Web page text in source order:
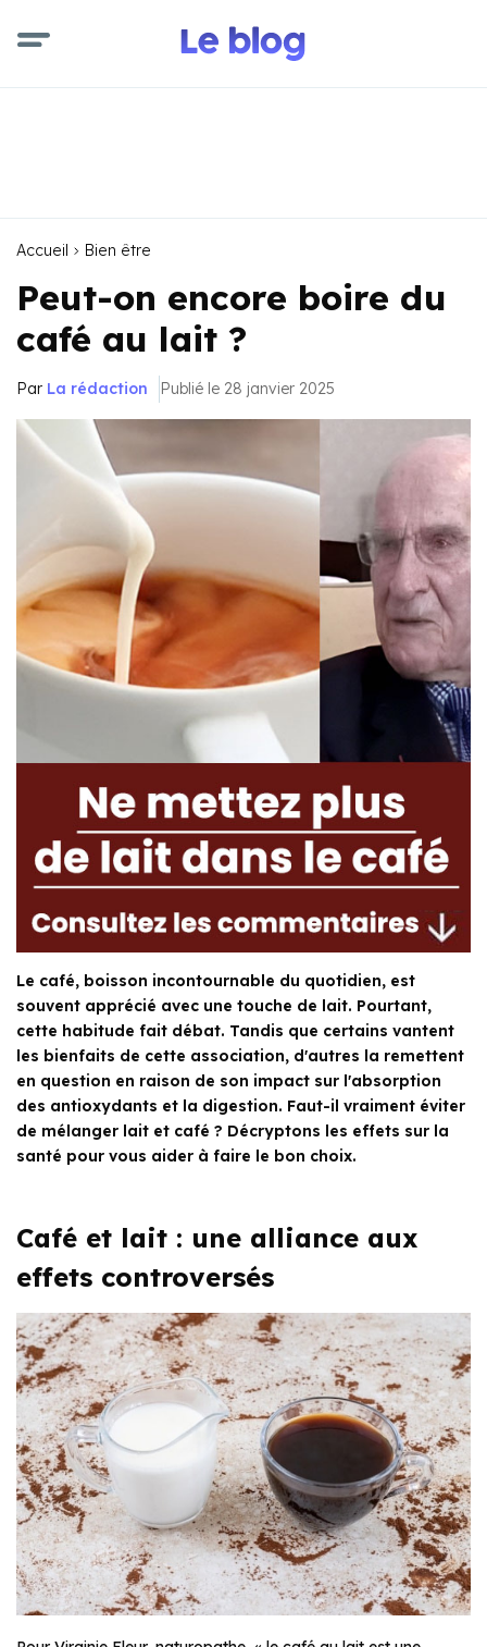
Accueil Bien être
Peut-on encore boire du
café au lait ?
Par La rédaction Publié le 28 janvier 2025
Le café, boisson incontournable du quotidien, est
souvent apprécié avec une touche de lait. Pourtant,
cette habitude fait débat. Tandis que certains vantent
les bienfaits de cette association, d'autres la remettent
en question en raison de son impact sur l'absorption
des antioxydants et la digestion. Faut-il vraiment éviter
de mélanger lait et café ? Décryptons les effets sur la
santé pour vous aider à faire le bon choix.
Café et lait : une alliance aux
effets controversés